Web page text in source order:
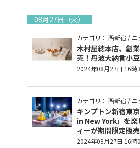
08月27日（火）
カテゴリ： 西新宿 / ニ
木村屋總本店、創
売！丹波大納言小
2024年08月27日 16時
カテゴリ： 西新宿 / ニ
キンプトン新宿東
in New York」を楽
ィーが期間限定販売
2024年08月27日 16時